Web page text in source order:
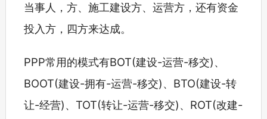
当事人，方、施工建设方、运营方，还有资金
投入方，四方来达成。
PPP常用的模式有BOT(建设-运营-移交)、
BOOT(建设-拥有-运营-移交)、BTO(建设-转
让-经营)、TOT(转让-运营-移交)、ROT(改建-